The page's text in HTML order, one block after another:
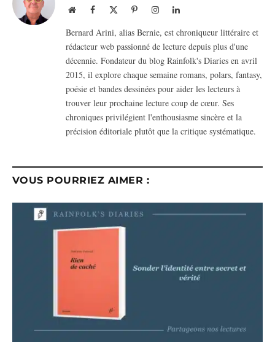
WebsiteFacebook PinterestInstagramLinkedIn
Bernard Arini, alias Bernie, est chroniqueur littéraire et
rédacteur web passionné de lecture depuis plus d'une
décennie. Fondateur du blog Rainfolk's Diaries en avril
2015, il explore chaque semaine romans, polars, fantasy,
poésie et bandes dessinées pour aider les lecteurs à
trouver leur prochaine lecture coup de cœur. Ses
chroniques privilégient l'enthousiasme sincère et la
précision éditoriale plutôt que la critique systématique.
VOUS POURRIEZ AIMER :